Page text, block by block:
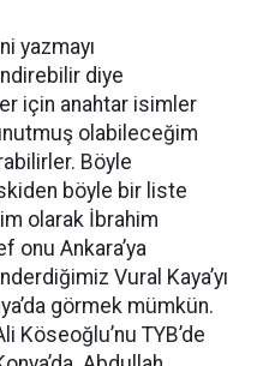
yazmayı
diye
için anahtar isimler
olabileceğim
Böyle
böyle bir liste
olarak İbrahim
onu Ankara’ya
Vural Kaya’yı
görmek mümkün.
Köseoğlu’nu TYB’de